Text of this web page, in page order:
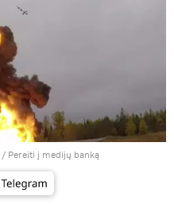
/ Pereiti į medijų banką